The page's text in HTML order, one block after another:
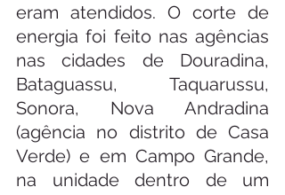
eram atendidos. O corte de
energia foi feito nas agências
nas cidades de Douradina,
Bataguassu, Taquarussu,
Sonora, Nova Andradina
(agência no distrito de Casa
Verde) e em Campo Grande,
na unidade dentro de um